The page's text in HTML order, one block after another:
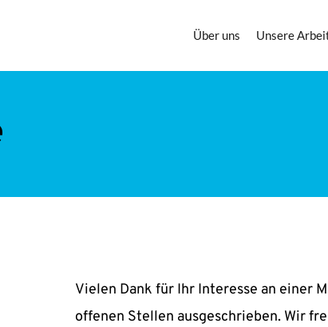
Über uns Unsere
Vielen Dank für Ihr Interesse an einer
offenen Stellen ausgeschrieben. Wir